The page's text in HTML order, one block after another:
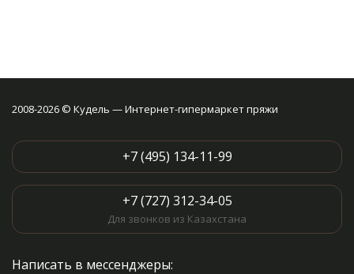
2008-2026 © Кудель — Интернет-гипермаркет пряжи
+7 (495) 134-11-99
+7 (727) 312-34-05
Для звонков из Казахстана
Написать в мессенджеры: